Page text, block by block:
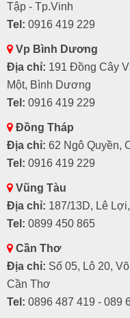
Tập - Tp.Vinh
Tel: 0916 419 229
Vp Bình Dương
Địa chỉ: 191 Đồng Cây
Một, Bình Dương
Tel: 0916 419 229
Đồng Tháp
Địa chỉ: 62 Ngô Quyền,
Tel: 0916 419 229
Vũng Tàu
Địa chỉ: 187/13D, Lê
Tel: 0899 450 865
Cần Thơ
Địa chỉ: Số 05, Lô 20,
Cần Thơ
Tel: 0896 487 419 - 089